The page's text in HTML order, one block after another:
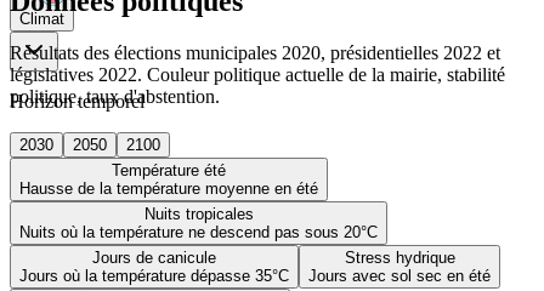
Climat
Horizon temporel
2030 2050
2100
Température été
Hausse de la température moyenne en été
Nuits tropicales
Nuits où la température ne descend pas sous 20°C
Jours de canicule
Jours où la température dépasse 35°C
Stress hydrique
Jours avec sol sec en été
Résultats des élections municipales 2020, présidentielles 2022 et
législatives 2022. Couleur politique actuelle de la mairie, stabilité
politique, taux d'abstention.